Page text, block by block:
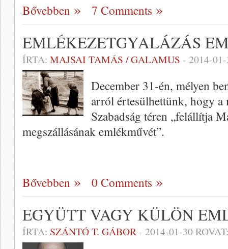
Bővebben 7 Comments
EMLÉKEZETGYALÁZÁS
ÍRTA: MAJSAI TAMÁS / GALAMUS - 2014-
December 31-én, mélyen
arról értesülhettünk, hogy a
Szabadság téren „felállítja
megszállásának emlékművét”.
Bővebben 0 Comments
EGYÜTT VAGY KÜLÖN
ÍRTA: SZÁNTÓ T. GÁBOR- 2014-01-30